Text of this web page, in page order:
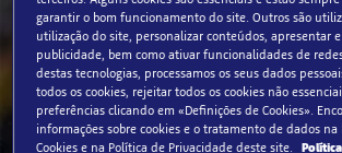
garantir o bom funcionamento do site. Outros são
utilização do site, personalizar conteúdos, apresentar
publicidade, bem como ativar funcionalidades de
destas tecnologias, processamos os seus dados
todos os cookies, rejeitar todos os cookies não
preferências clicando em «Definições de Cookies».
informações sobre cookies e o tratamento de dados na
Cookies e na Política de Privacidade deste site.